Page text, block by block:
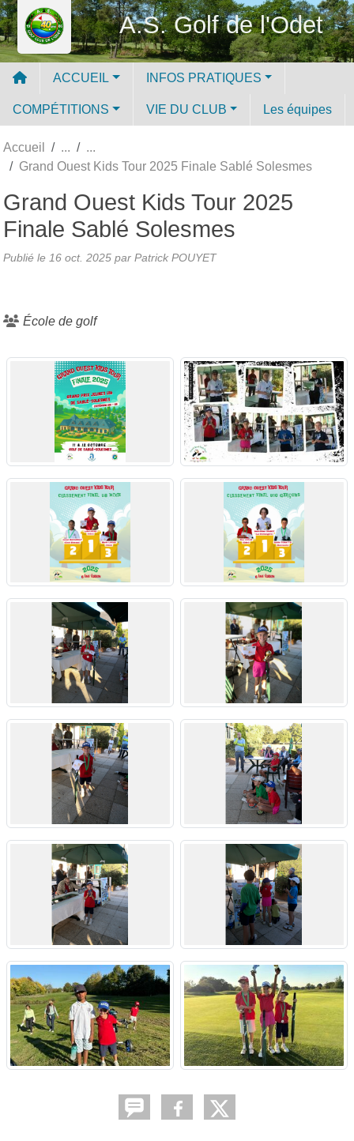
A.S. Golf de l'Odet
ACCUEIL INFOS PRATIQUES
COMPÉTITIONS VIE DU CLUB Les équipes
Accueil
Grand Ouest Kids Tour 2025 Finale Sablé Solesmes
Grand Ouest Kids Tour 2025
Finale Sablé Solesmes
Publié le 16 oct. 2025 par Patrick POUYET
École de golf
Panneau de gestion des cookies